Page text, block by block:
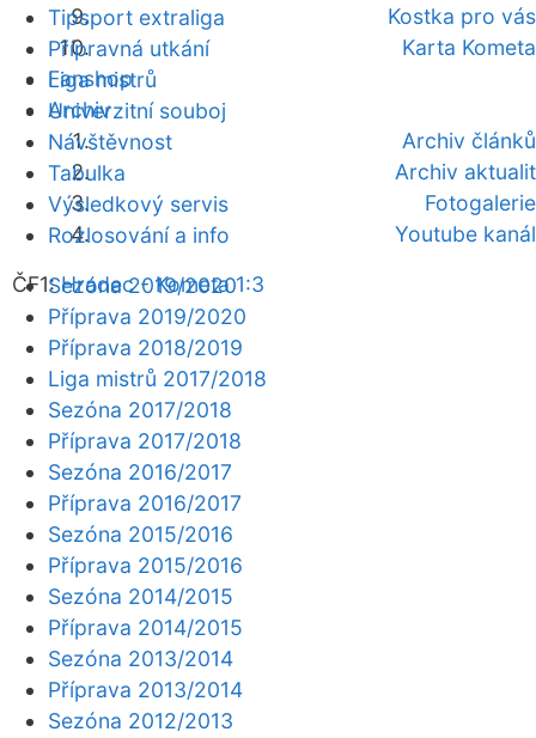
Kostka pro vás
Karta Kometa
Fanshop
Archiv
Archiv článků
Archiv aktualit
Fotogalerie
Youtube kanál
ČF1:Hradec - Kometa 1:3
Tipsport extraliga
Přípravná utkání
Liga mistrů
Univerzitní souboj
Návštěvnost
Tabulka
Výsledkový servis
Rozlosování a info
Sezóna 2019/2020
Příprava 2019/2020
Příprava 2018/2019
Liga mistrů 2017/2018
Sezóna 2017/2018
Příprava 2017/2018
Sezóna 2016/2017
Příprava 2016/2017
Sezóna 2015/2016
Příprava 2015/2016
Sezóna 2014/2015
Příprava 2014/2015
Sezóna 2013/2014
Příprava 2013/2014
Sezóna 2012/2013